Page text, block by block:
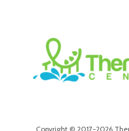
Copyright © 2017-2026